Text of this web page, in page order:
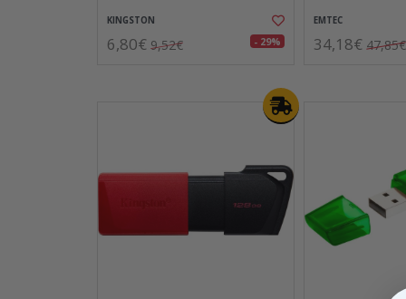
KINGSTON
6,80€ 9,52€ - 29%
EMTEC
34,18€ 47,85€